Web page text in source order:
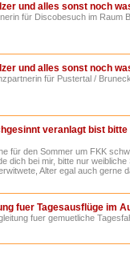
und alles sonst noch
für Discobesuch im Raum
und alles sonst noch
für Pustertal /
veranlagt bist bitte
für den Sommer um FKK
dich bei mir, bitte nur weibliche
Alter egal auch gerne
fuer Tagesausflüge im
fuer gemuetliche